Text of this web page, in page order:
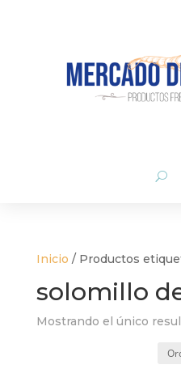
Inicio / Productos
solomillo
Mostrando el único